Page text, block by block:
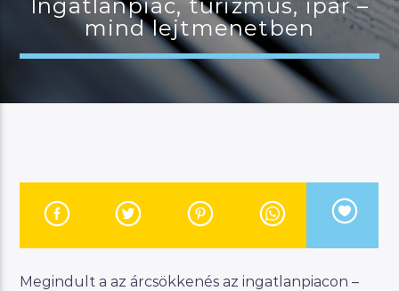
JELENLEGI MŰSOR
BUDAPEST UPDATE
Manna FM
Ingatlanpiac, turizmus, ipar –
mind lejtmenetben
Megindult a az árcsökkenés az ingatlanpiacon –